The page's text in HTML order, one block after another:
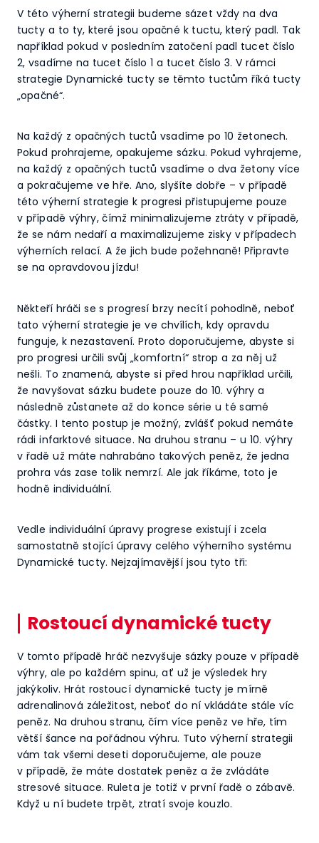
V této výherní strategii budeme sázet vždy na dva
tucty a to ty, které jsou opačné k tuctu, který padl. Tak
například pokud v posledním zatočení padl tucet číslo
2, vsadíme na tucet číslo 1 a tucet číslo 3. V rámci
strategie Dynamické tucty se těmto tuctům říká tucty
„opačné“.
Na každý z opačných tuctů vsadíme po 10 žetonech.
Pokud prohrajeme, opakujeme sázku. Pokud vyhrajeme,
na každý z opačných tuctů vsadíme o dva žetony více
a pokračujeme ve hře. Ano, slyšíte dobře – v případě
této výherní strategie k progresi přistupujeme pouze
v případě výhry, čímž minimalizujeme ztráty v případě,
že se nám nedaří a maximalizujeme zisky v případech
výherních relací. A že jich bude požehnaně! Připravte
se na opravdovou jízdu!
Někteří hráči se s progresí brzy necítí pohodlně, neboť
tato výherní strategie je ve chvílích, kdy opravdu
funguje, k nezastavení. Proto doporučujeme, abyste si
pro progresi určili svůj „komfortní“ strop a za něj už
nešli. To znamená, abyste si před hrou například určili,
že navyšovat sázku budete pouze do 10. výhry a
následně zůstanete až do konce série u té samé
částky. I tento postup je možný, zvlášť pokud nemáte
rádi infarktové situace. Na druhou stranu – u 10. výhry
v řadě už máte nahrabáno takových peněz, že jedna
prohra vás zase tolik nemrzí. Ale jak říkáme, toto je
hodně individuální.
Vedle individuální úpravy progrese existují i zcela
samostatně stojící úpravy celého výherního systému
Dynamické tucty. Nejzajímavější jsou tyto tři:
Rostoucí dynamické tucty
V tomto případě hráč nezvyšuje sázky pouze v případě
výhry, ale po každém spinu, ať už je výsledek hry
jakýkoliv. Hrát rostoucí dynamické tucty je mírně
adrenalinová záležitost, neboť do ní vkládáte stále víc
peněz. Na druhou stranu, čím více peněz ve hře, tím
větší šance na pořádnou výhru. Tuto výherní strategii
vám tak všemi deseti doporučujeme, ale pouze
v případě, že máte dostatek peněz a že zvládáte
stresové situace. Ruleta je totiž v první řadě o zábavě.
Když u ní budete trpět, ztratí svoje kouzlo.